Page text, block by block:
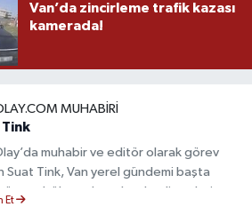
Van’da zincirleme trafik kazası
kamerada!
MUHABIRI
Tink
muhabir ve editör olarak görev
Suat Tink, Van yerel gündemi başta
üzere bölgesel ve ulusal gelişmeleri
Et